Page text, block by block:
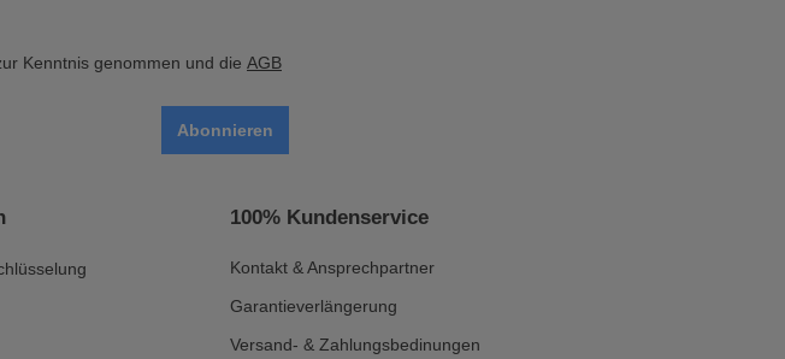
Kenntnis genommen und die AGB
Abonnieren
100% Kundenservice
Kontakt & Ansprechpartner
Garantieverlängerung
Versand- & Zahlungsbedinungen